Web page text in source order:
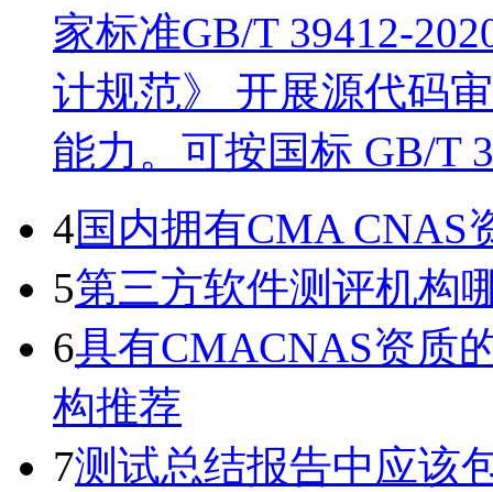
家标准GB/T 39412-
计规范》 开展源代码
能力。可按国标 GB/T
4国内拥有CMA CNAS
5第三方软件测评机构
6具有CMACNAS资质
构推荐
7测试总结报告中应该